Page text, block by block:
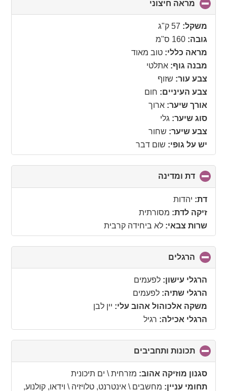
מראה חיצוני
to
משקל: 57 ק"ג
גובה: 160 ס"מ
מראה כללי: טוב מאוד
מבנה גוף: אתלטי
צבע עור: שזוף
צבע העיניים: חום
אורך שיער: ארוך
סוג שיער: גלי
צבע שיער: שחור
יש על גופי: שום דבר
דת ומדינה
to
דת: יהדות
זיקה לדת: מסורתית
שרות צבאי: לא ביחידה קרבית
הרגלים
to
collapse
contents
הרגלי עישון: לפעמים
הרגלי שתיה: לפעמים
משקה אלכוהול אהוב עלי: יין לבן
הרגלי אכילה: רגיל
תכונות ותחביבים
to
collapse
סגנון מוזיקה אהוב: מזרחית \ ים תיכונית
תחומי עניין: מחשבים \ אינטרנט, טלויזיה \ וידאו, קולנוע,